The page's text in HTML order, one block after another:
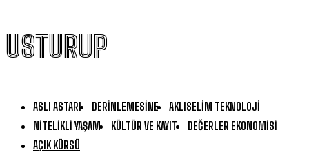
USTURUP
ASLI ASTARI DERINLEMESINE
AKLISELIM TEKNOLOJI
NITELIKLI YAŞAM
KÜLTÜR VE KAYIT
DEĞERLER EKONOMISI
AÇIK KÜRSÜ